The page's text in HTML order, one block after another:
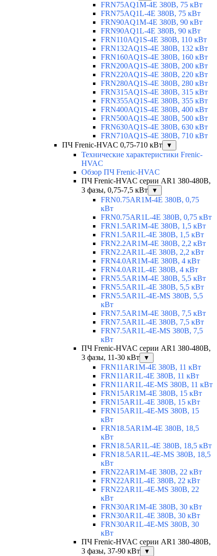
FRN75AQ1M-4E 380В, 75 кВт
FRN75AQ1L-4E 380В, 75 кВт
FRN90AQ1M-4E 380В, 90 кВт
FRN90AQ1L-4E 380В, 90 кВт
FRN110AQ1S-4E 380В, 110 кВт
FRN132AQ1S-4E 380В, 132 кВт
FRN160AQ1S-4E 380В, 160 кВт
FRN200AQ1S-4E 380В, 200 кВт
FRN220AQ1S-4E 380В, 220 кВт
FRN280AQ1S-4E 380В, 280 кВт
FRN315AQ1S-4E 380В, 315 кВт
FRN355AQ1S-4E 380В, 355 кВт
FRN400AQ1S-4E 380В, 400 кВт
FRN500AQ1S-4E 380В, 500 кВт
FRN630AQ1S-4E 380В, 630 кВт
FRN710AQ1S-4E 380В, 710 кВт
ПЧ Frenic-HVAC 0,75-710 кВт
▼
Технические характеристики Frenic-
HVAC
Обзор ПЧ Frenic-HVAC
ПЧ Frenic-HVAC серии AR1 380-480В,
3 фазы, 0,75-7,5 кВт
▼
FRN0.75AR1M-4E 380В, 0,75
кВт
FRN0.75AR1L-4E 380В, 0,75 кВт
FRN1.5AR1M-4E 380В, 1,5 кВт
FRN1.5AR1L-4E 380В, 1,5 кВт
FRN2.2AR1M-4E 380В, 2,2 кВт
FRN2.2AR1L-4E 380В, 2,2 кВт
FRN4.0AR1M-4E 380В, 4 кВт
FRN4.0AR1L-4E 380В, 4 кВт
FRN5.5AR1M-4E 380В, 5,5 кВт
FRN5.5AR1L-4E 380В, 5,5 кВт
FRN5.5AR1L-4E-MS 380В, 5,5
кВт
FRN7.5AR1M-4E 380В, 7,5 кВт
FRN7.5AR1L-4E 380В, 7,5 кВт
FRN7.5AR1L-4E-MS 380В, 7,5
кВт
ПЧ Frenic-HVAC серии AR1 380-480В,
3 фазы, 11-30 кВт
▼
FRN11AR1M-4E 380В, 11 кВт
FRN11AR1L-4E 380В, 11 кВт
FRN11AR1L-4E-MS 380В, 11 кВт
FRN15AR1M-4E 380В, 15 кВт
FRN15AR1L-4E 380В, 15 кВт
FRN15AR1L-4E-MS 380В, 15
кВт
FRN18.5AR1M-4E 380В, 18,5
кВт
FRN18.5AR1L-4E 380В, 18,5 кВт
FRN18.5AR1L-4E-MS 380В, 18,5
кВт
FRN22AR1M-4E 380В, 22 кВт
FRN22AR1L-4E 380В, 22 кВт
FRN22AR1L-4E-MS 380В, 22
кВт
FRN30AR1M-4E 380В, 30 кВт
FRN30AR1L-4E 380В, 30 кВт
FRN30AR1L-4E-MS 380В, 30
кВт
ПЧ Frenic-HVAC серии AR1 380-480В,
3 фазы, 37-90 кВт
▼